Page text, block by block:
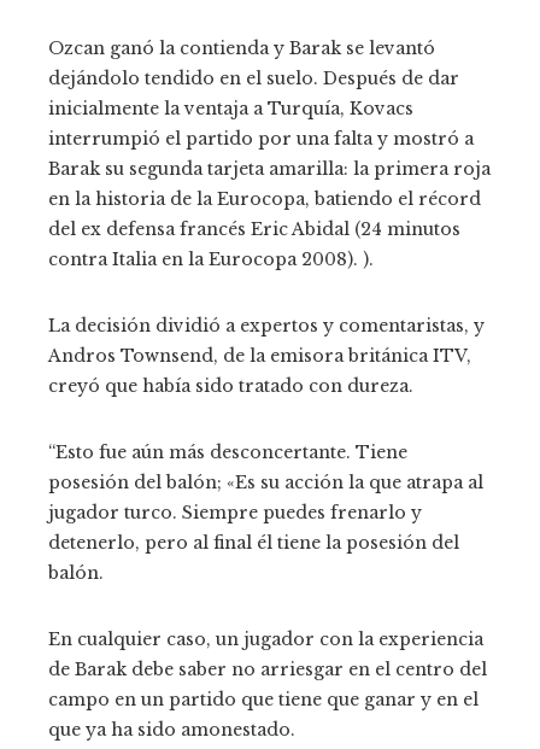
Ozcan ganó la contienda y Barak se levantó
dejándolo tendido en el suelo. Después de dar
inicialmente la ventaja a Turquía, Kovacs
interrumpió el partido por una falta y mostró a
Barak su segunda tarjeta amarilla: la primera roja
en la historia de la Eurocopa, batiendo el récord
del ex defensa francés Eric Abidal (24 minutos
contra Italia en la Eurocopa 2008). ).
La decisión dividió a expertos y comentaristas, y
Andros Townsend, de la emisora ​​​​británica ITV,
creyó que había sido tratado con dureza.
“Esto fue aún más desconcertante. Tiene
posesión del balón; «Es su acción la que atrapa al
jugador turco. Siempre puedes frenarlo y
detenerlo, pero al final él tiene la posesión del
balón.
En cualquier caso, un jugador con la experiencia
de Barak debe saber no arriesgar en el centro del
campo en un partido que tiene que ganar y en el
que ya ha sido amonestado.